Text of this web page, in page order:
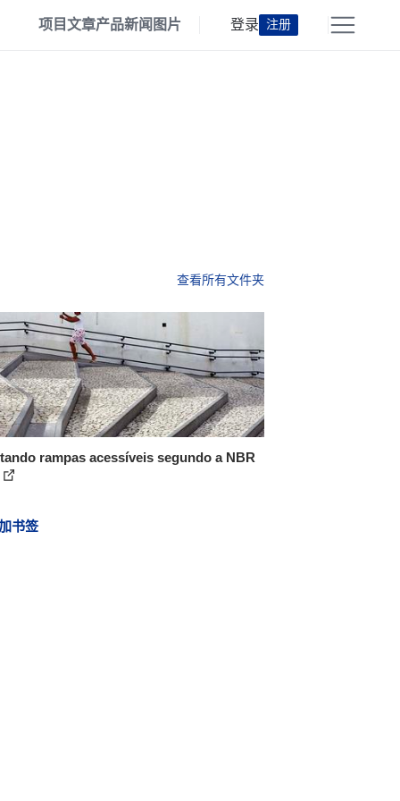
项目文章产品新闻 图片 登录 注册
查看所有文件夹
rampas acessíveis segundo a NBR
书签